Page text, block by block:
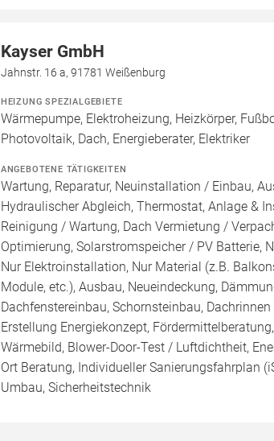
Kayser GmbH
Jahnstr. 16 a, 91781 Weißenburg
HEIZUNG SPEZIALGEBIETE
Wärmepumpe, Elektroheizung, Heizkörper,
Photovoltaik, Dach, Energieberater, Elektriker
ANGEBOTENE TÄTIGKEITEN
Wartung, Reparatur, Neuinstallation / Einbau,
Hydraulischer Abgleich, Thermostat, Anlage &
Reinigung / Wartung, Dach Vermietung /
Optimierung, Solarstromspeicher / PV Batterie,
Nur Elektroinstallation, Nur Material (z.B.
Module, etc.), Ausbau, Neueindeckung,
Dachfenstereinbau, Schornsteinbau, Dachrinnen
Erstellung Energiekonzept,
Wärmebild, Blower-Door-Test / Luftdichtheit,
Ort Beratung, Individueller Sanierungsfahrplan
Umbau, Sicherheitstechnik